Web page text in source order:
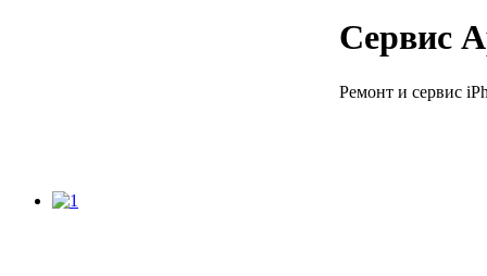
Сервис
Ремонт и сервис